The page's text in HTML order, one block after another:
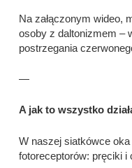
Na załączonym wideo,
osoby z daltonizmem –
postrzegania
—
A jak to wszystko
W naszej siatkówce
fotoreceptorów: pręciki i